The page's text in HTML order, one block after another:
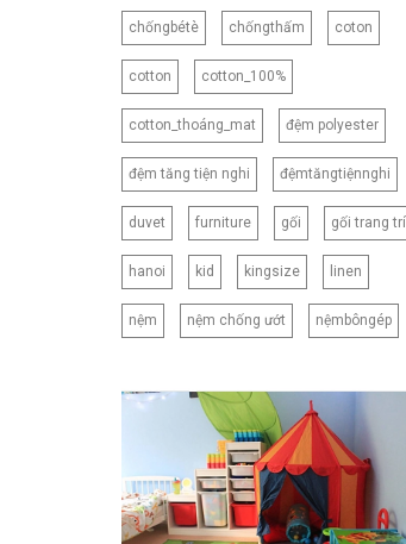
200X230CM
210X230CM
210X240CM
210X250CM
220X240CM
230X245CM
230X250CM
CNB2
CNB3
chốngbétè chốngthấm coton
cotton cotton_100%
cotton_thoáng_mat đệm polyester
đệm tăng tiện nghi đệmtăngtiệnnghi
duvet furniture gối gối trang trí
hanoi kid kingsize linen
nệm nệm chống ướt nệmbôngép